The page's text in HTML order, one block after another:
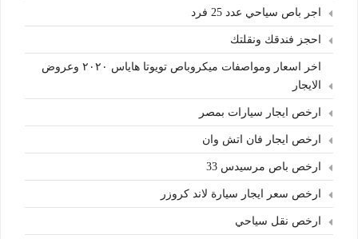
اجر باص سياحي عدد 25 فرد
احجز فندقك ونقلتك
اخر اسعار ومواصفات ميكروباص تويوتا هاياس ٢٠٢٠ وعروض
الايجار
ارخص ايجار سيارات بمصر
ارخص ايجار فان اتش وان
ارخص باص مرسيدس 33
ارخص سعر ايجار سيارة لاند كروزر
ارخص نقل سياحي